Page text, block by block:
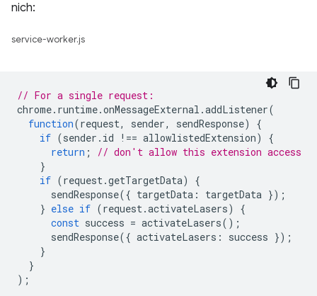
nich:
service-worker.js
// For a single request:
chrome. runtime.onMessageExternal .addListener(
function(request, sender, sendResponse)
{
if (sender . id !== allowlistedExtension)
{
return ;
// don't allow this extension access
}
if (request.getTargetData)
{
sendResponse({ targetData : targetData });
} else if (request.activateLasers)
{
const success = activateLasers();
sendResponse({ activateLasers : success });
}
}
);